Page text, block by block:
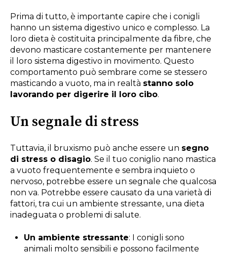
Prima di tutto, è importante capire che i conigli
hanno un sistema digestivo unico e complesso. La
loro dieta è costituita principalmente da fibre, che
devono masticare costantemente per mantenere
il loro sistema digestivo in movimento. Questo
comportamento può sembrare come se stessero
masticando a vuoto, ma in realtà stanno solo
lavorando per digerire il loro cibo.
Un segnale di stress
Tuttavia, il bruxismo può anche essere un segno
di stress o disagio. Se il tuo coniglio nano mastica
a vuoto frequentemente e sembra inquieto o
nervoso, potrebbe essere un segnale che qualcosa
non va. Potrebbe essere causato da una varietà di
fattori, tra cui un ambiente stressante, una dieta
inadeguata o problemi di salute.
Un ambiente stressante: I conigli sono
animali molto sensibili e possono facilmente